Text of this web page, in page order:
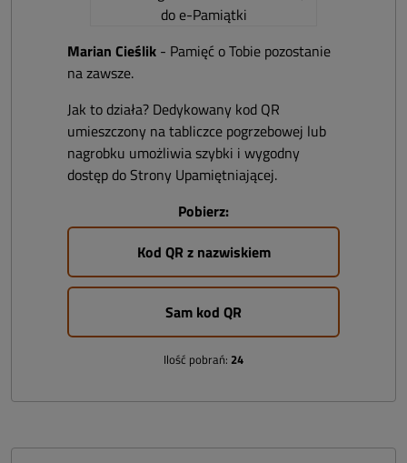
Marian Cieślik - Pamięć o Tobie pozostanie
na zawsze.
Jak to działa? Dedykowany kod QR
umieszczony na tabliczce pogrzebowej lub
nagrobku umożliwia szybki i wygodny
dostęp do Strony Upamiętniającej.
Pobierz:
Kod QR z nazwiskiem
Sam kod QR
Ilość pobrań: 24